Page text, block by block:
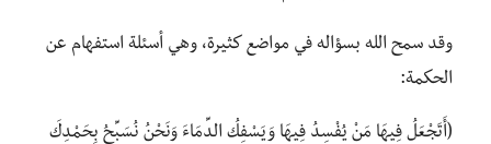
وقد سمح الله بسؤاله في مواضع كثيرة، وهي أسئلة استفهام عن
الحكمة:
(أَتَجْعَلُ فِيهَا مَنْ يُفْسِدُ فِيهَا وَيَسْفِكُ الدِّمَاءَ وَنَحْنُ نُسَبِّحُ بِحَمْدِكَ